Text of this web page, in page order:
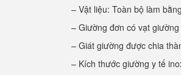
– Vật liệu: Toàn bộ làm
– Giường đơn có vạt
– Giát giường được chia
– Kích thước giường y tế